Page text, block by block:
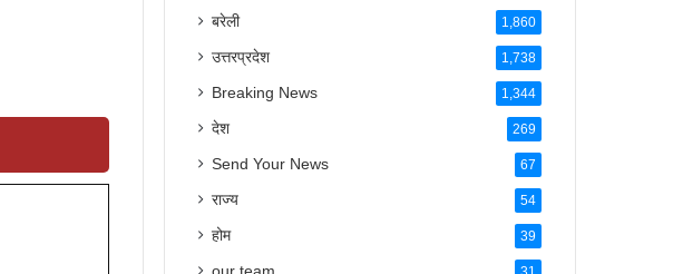
बरेली 1,860
उत्तरप्रदेश 1,738
Breaking News 1,344
देश 269
Send Your News 67
राज्य 54
होम 39
our team 31